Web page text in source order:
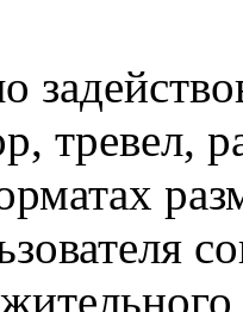
тревел,